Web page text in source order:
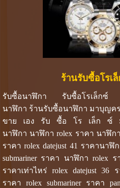
ร้านรับซื้อโรเ
รับซื้อนาฬิกา รับซื้อโรเล็ก
นาฬิกา ร้านรับซื้อนาฬิกา มาบุญคร
ขาย เอง รับ ซื้อ โร เล็ก ซ์
นาฬิกา นาฬิกา rolex ราคา นาฬิกา
ราคา rolex datejust 41 ราคานา
submariner ราคา นาฬิกา rolex
ราคาเท่าไหร่ rolex datejust 36
ราคา rolex submariner ราคา